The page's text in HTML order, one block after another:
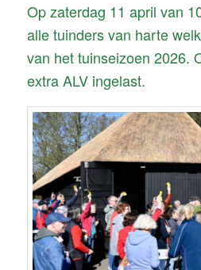
Op zaterdag 11 april van
alle tuinders van harte
van het tuinseizoen 2026.
extra ALV ingelast.